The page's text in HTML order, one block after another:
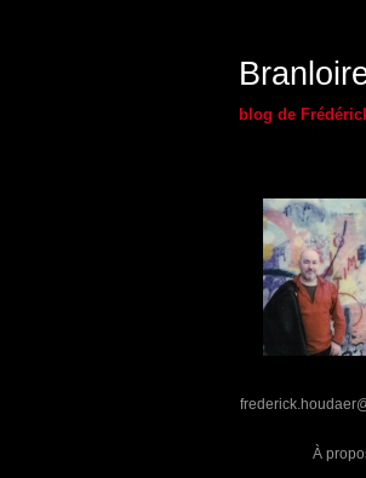
blog de
À